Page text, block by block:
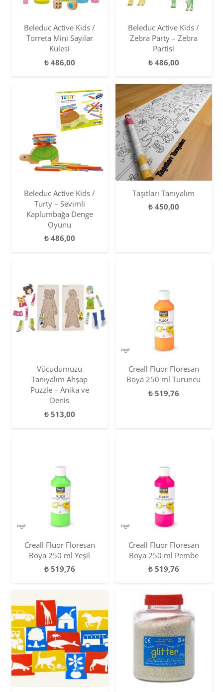
Beleduc Active Kids /
Torreta Mini Sayılar
Kulesi
₺486,00
Beleduc Active Kids /
Zebra Party – Zebra
Partisi
₺486,00
Beleduc Active Kids /
Turty – Sevimli
Kaplumbağa Denge
Oyunu
₺486,00
Taşıtları Tanıyalım
₺450,00
Vücudumuzu
Tanıyalım Ahşap
Puzzle – Anika ve
Denis
₺513,00
Creall Fluor Floresan
Boya 250 ml Turuncu
₺519,76
Creall Fluor Floresan
Boya 250 ml Yeşil
₺519,76
Creall Fluor Floresan
Boya 250 ml Pembe
₺519,76